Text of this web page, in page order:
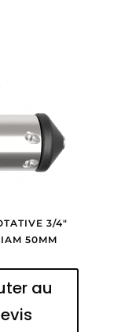
3/4″
50MM
au